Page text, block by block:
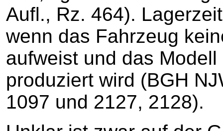
Aufl., Rz. 464).
wenn das Fahrzeug
aufweist und das
produziert wird (BGH
1097 und 2127, 2128).